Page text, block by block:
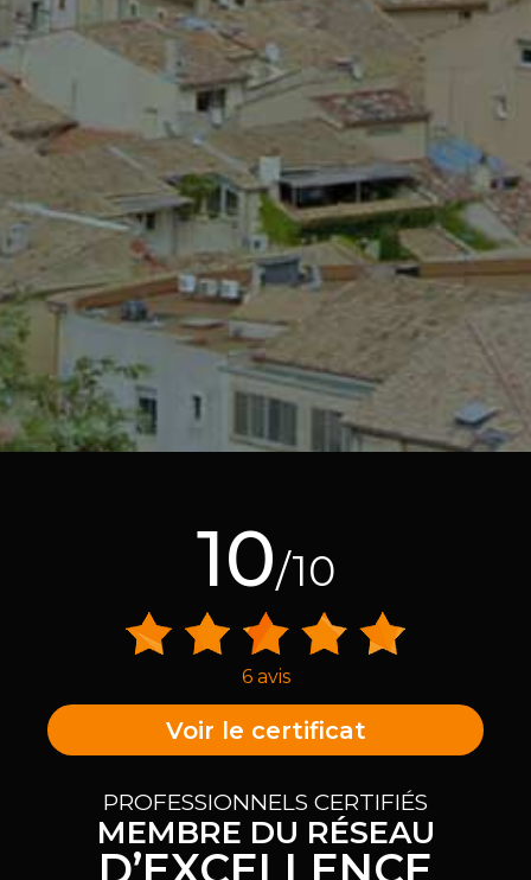
10/10
6 avis
Voir le certificat
PROFESSIONNELS CERTIFIÉS
MEMBRE DU RÉSEAU
D’EXCELLENCE